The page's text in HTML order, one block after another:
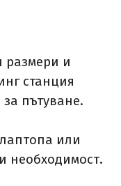
размери и
станция
пътуване.
или
необходимост.